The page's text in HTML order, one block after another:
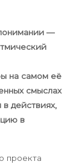
—
на самом её
смыслах
действиях,
в
проекта